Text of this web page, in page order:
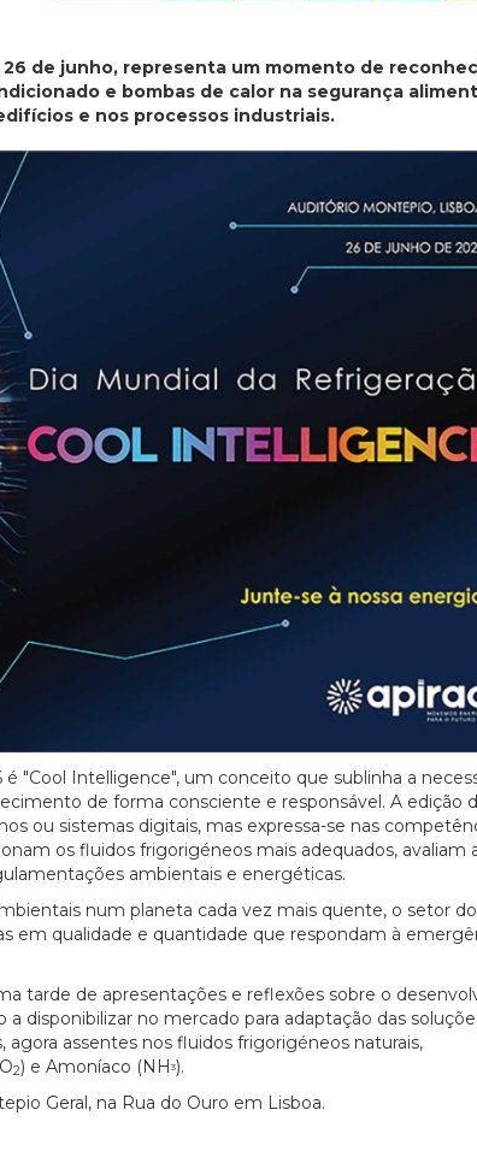
de junho, representa um momento de
e bombas de calor na segurança
e nos processos industriais.
"Cool Intelligence", um conceito que sublinha a
de forma consciente e responsável. A edição
ou sistemas digitais, mas expressa-se nas
os fluidos frigorigéneos mais adequados, avaliam
ambientais e energéticas.
num planeta cada vez mais quente, o setor
em qualidade e quantidade que respondam à
tarde de apresentações e reflexões sobre o
disponibilizar no mercado para adaptação das
assentes nos fluidos frigorigéneos naturais,
2) e Amoníaco (NH 3).
Geral, na Rua do Ouro em Lisboa.